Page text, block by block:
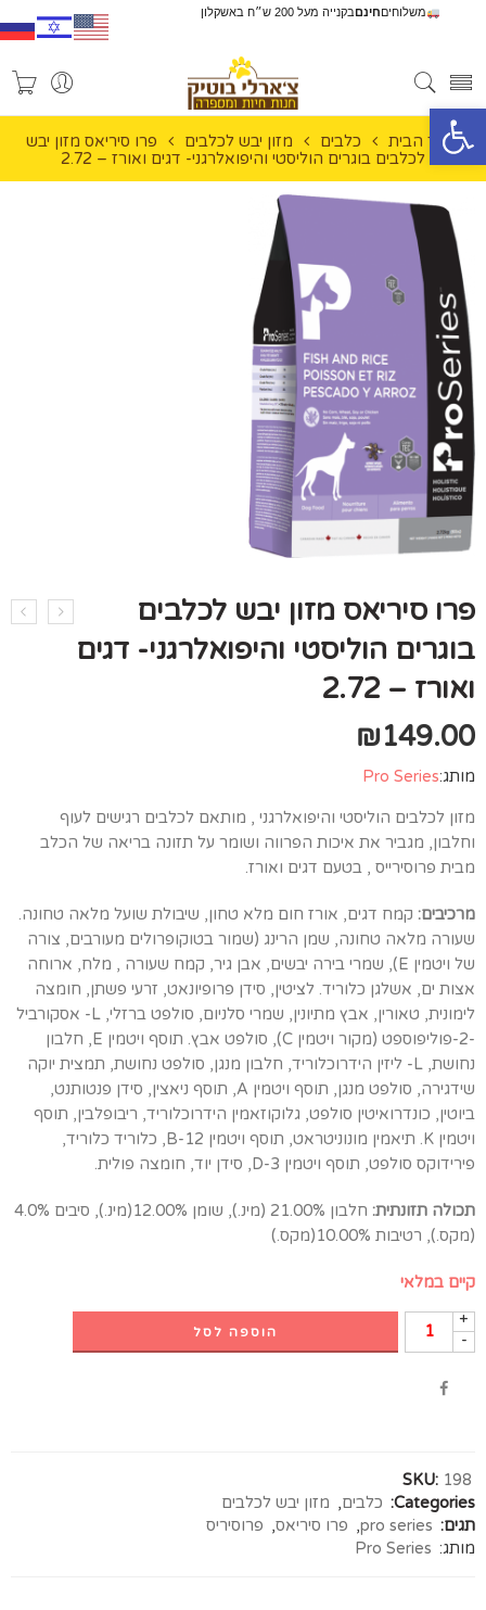
פתח סרגל נגישות
משלוחיםחינםבקנייה מעל 200 ש״ח באשקלון
עמוד הבית כלבים מזון יבש לכלבים
פרו סיריאס מזון יבש
לכלבים בוגרים הוליסטי והיפואלרגני- דגים ואורז – 2.72
פרו סיריאס מזון יבש לכלבים
בוגרים הוליסטי והיפואלרגני- דגים
ואורז – 2.72
₪149.00
מותג:Pro Series
מזון לכלבים הוליסטי והיפואלרגני , מותאם לכלבים רגישים לעוף
וחלבון, מגביר את איכות הפרווה ושומר על תזונה בריאה של הכלב
מבית פרוסירייס , בטעם דגים ואורז.
מרכיבים: קמח דגים, אורז חום מלא טחון, שיבולת שועל מלאה טחונה.
שעורה מלאה טחונה, שמן הרינג (שמור בטוקופרולים מעורבים, צורה
של ויטמין E), שמרי בירה יבשים, אבן גיר, קמח שעורה , מלח, ארוחה
אצות ים, אשלגן כלוריד. לציטין, סידן פרופיונאט, זרעי פשתן, חומצה
לימונית, טאורין, אבץ מתיונין, שמרי סלניום, סולפט ברזלי, L- אסקורביל
-2-פוליפוספט (מקור ויטמין C), סולפט אבץ. תוסף ויטמין E, חלבון
נחושת, L- ליזין הידרוכלוריד, חלבון מנגן, סולפט נחושת, תמצית יוקה
שידגירה, סולפט מנגן, תוסף ויטמין A, תוסף ניאצין, סידן פנטותנט,
ביוטין, כונדרואיטין סולפט, גלוקוזאמין הידרוכלוריד, ריבופלבין, תוסף
ויטמין K. תיאמין מונוניטראט, תוסף ויטמין B-12, כלוריד כלוריד,
פירידוקס סולפט, תוסף ויטמין D-3, סידן יוד, חומצה פולית.
תכולה תזונתית:
חלבון 21.00% (מינ.), שומן 12.00%(מינ.), סיבים 4.0%
(מקס.), רטיבות 10.00%(מקס.)
קיים במלאי
+
-
הוספה לסל
SKU: 198
Categories:
כלבים, מזון יבש לכלבים
תגים: pro series
, פרו סיריאס, פרוסיריס
מותג: Pro Series